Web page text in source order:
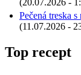
(20.07.2026 -
Pečená treska
(11.07.2026 -
Top recept